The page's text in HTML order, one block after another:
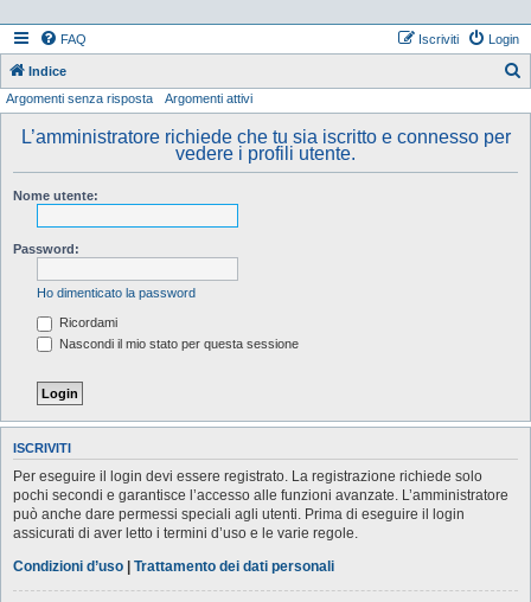
FAQ Login
Iscriviti
Indice
Argomenti senza risposta Argomenti attivi
L’amministratore richiede che tu sia iscritto e connesso per
vedere i profili utente.
Nome utente:
Password:
Ho dimenticato la password
Ricordami
Nascondi il mio stato per questa sessione
ISCRIVITI
Per eseguire il login devi essere registrato. La registrazione richiede solo
pochi secondi e garantisce l’accesso alle funzioni avanzate. L’amministratore
può anche dare permessi speciali agli utenti. Prima di eseguire il login
assicurati di aver letto i termini d’uso e le varie regole.
Condizioni d’uso | Trattamento dei dati personali